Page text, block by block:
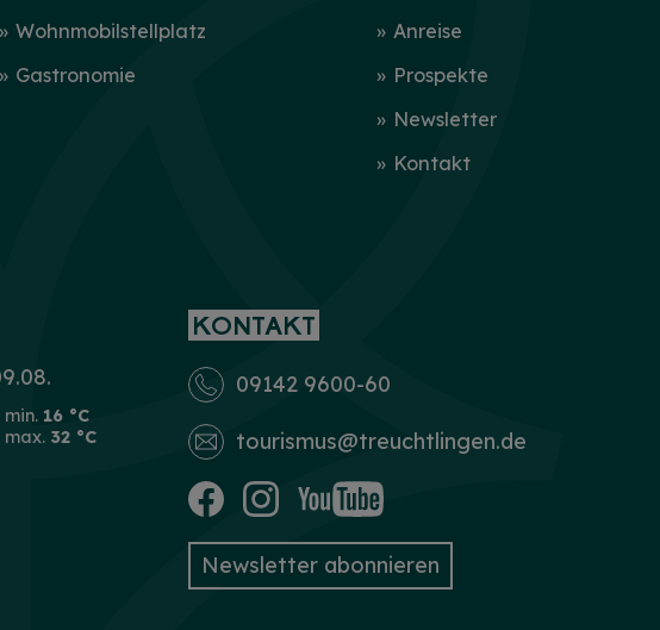
Wohnmobilstellplatz
Gastronomie
Anreise
Prospekte
Newsletter
Kontakt
min. 16 °C
max. 32 °C
KONTAKT
09142 9600-60
tourismus­@treuchtlingen.de
Newsletter abonnieren